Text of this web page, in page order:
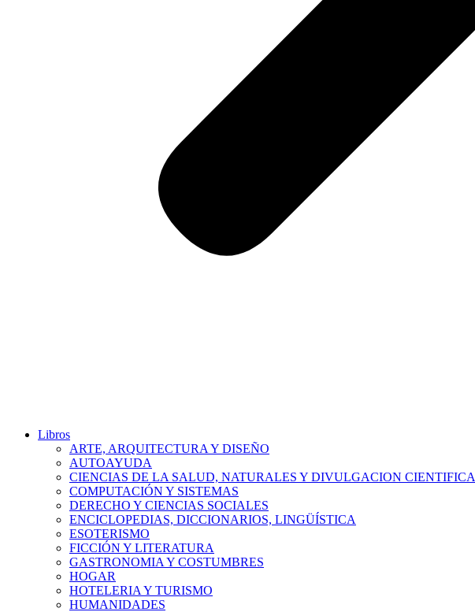
Libros
ARTE, ARQUITECTURA Y DISEÑO
AUTOAYUDA
CIENCIAS DE LA SALUD, NATURALES Y DIVULGACION CIENTIFICA
COMPUTACIÓN Y SISTEMAS
DERECHO Y CIENCIAS SOCIALES
ENCICLOPEDIAS, DICCIONARIOS, LINGÜÍSTICA
ESOTERISMO
FICCIÓN Y LITERATURA
GASTRONOMIA Y COSTUMBRES
HOGAR
HOTELERIA Y TURISMO
HUMANIDADES